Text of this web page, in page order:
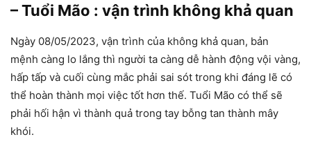
– Tuổi Mão : vận trình không khả quan
Ngày 08/05/2023, vận trình của không khả quan, bản
mệnh càng lo lắng thì người ta càng dễ hành động vội vàng,
hấp tấp và cuối cùng mắc phải sai sót trong khi đáng lẽ có
thể hoàn thành mọi việc tốt hơn thế. Tuổi Mão có thể sẽ
phải hối hận vì thành quả trong tay bỗng tan thành mây
khói.